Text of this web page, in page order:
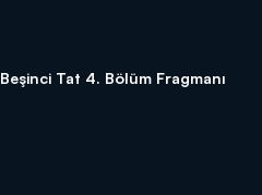
Beşinci Tat 4. Bölüm Fragmanı